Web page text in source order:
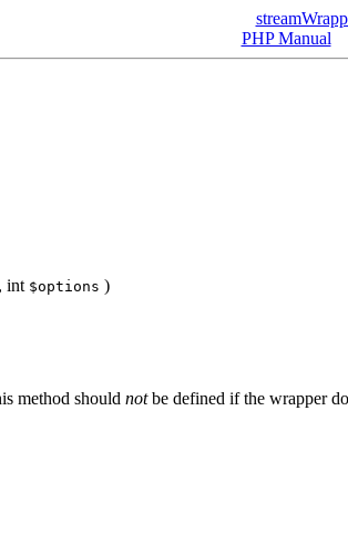
PHP Manual
, int $options )
method should notbe defined if the wrapper